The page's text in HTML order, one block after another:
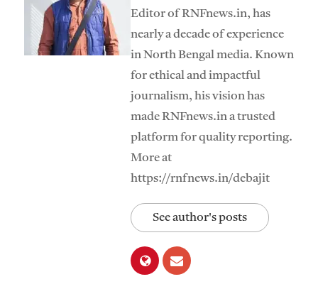
Editor of RNFnews.in, has
nearly a decade of experience
in North Bengal media. Known
for ethical and impactful
journalism, his vision has
made RNFnews.in a trusted
platform for quality reporting.
More at
https://rnfnews.in/debajit
See author's posts